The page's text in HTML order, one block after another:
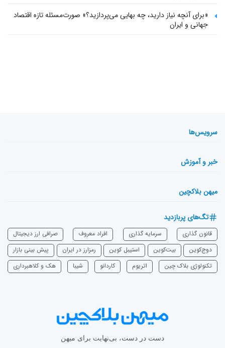
«برای آنچه نیاز دارید، چه بهایی می‌پردازید؟» صورت‌مسئله تازه اقتصاد
جهانی و ایران
سرویس‌ها
خبر و آموزش
میهن بلاکچین
تگ‌های پربازدید
قانون گذاری سرمایه‌ گذاری افراد معروف
صرافی ارز دیجیتال
دوج‌کوین
بیت‌کوین استیبل کوین رمزارز در ایران
پیش بینی بازار
تکنولوژی بلاک چین
اتریوم ‌کاردانو شیبا هک و کلاهبرداری
دست در دست، بی‌نهایت برای میهن